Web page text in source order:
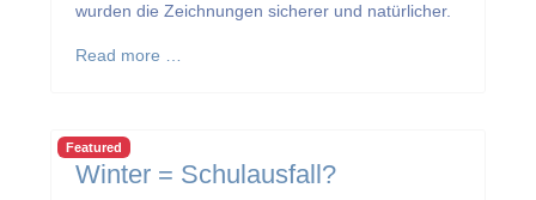
wurden die Zeichnungen sicherer und natürlicher.
Read more …
Featured
Winter = Schulausfall?